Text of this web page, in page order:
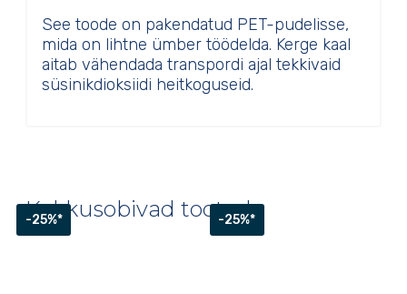
See toode on pakendatud PET-pudelisse,
mida on lihtne ümber töödelda. Kerge kaal
aitab vähendada transpordi ajal tekkivaid
süsinikdioksiidi heitkoguseid.
Kokkusobivad tooted
-25%* -25%*